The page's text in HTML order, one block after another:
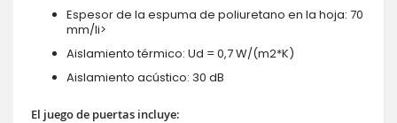
Espesor de la espuma de poliuretano en la hoja: 70
mm/li>
Aislamiento térmico: Ud = 0,7 W/(m2*K)
Aislamiento acústico: 30 dB
El juego de puertas incluye: